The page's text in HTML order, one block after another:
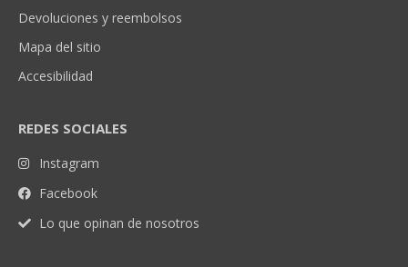
Devoluciones y reembolsos
Mapa del sitio
Accesibilidad
REDES SOCIALES
Instagram
Facebook
Lo que opinan de nosotros